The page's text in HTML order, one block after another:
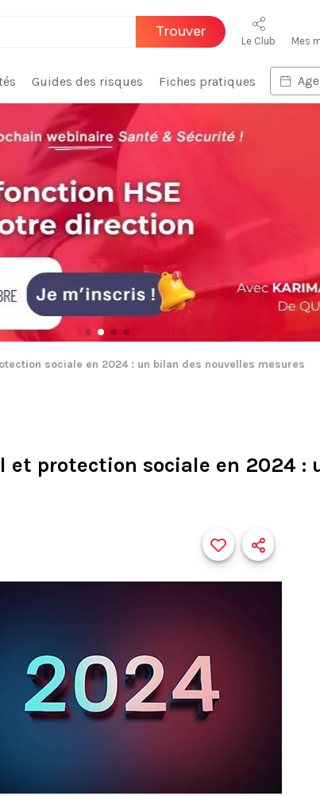
Trouver
Le Club Mes
Guides des risques Fiches pratiques
sociale en 2024 : un bilan des nouvelles mesures
et protection sociale en 2024 :